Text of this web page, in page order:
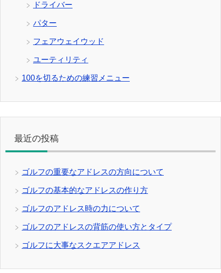
ドライバー
パター
フェアウェイウッド
ユーティリティ
100を切るための練習メニュー
最近の投稿
ゴルフの重要なアドレスの方向について
ゴルフの基本的なアドレスの作り方
ゴルフのアドレス時の力について
ゴルフのアドレスの背筋の使い方とタイプ
ゴルフに大事なスクエアアドレス